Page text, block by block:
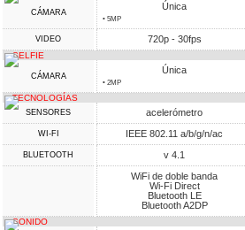
CÁMARA
Única
• 5MP
VIDEO 720p - 30fps
SELFIE
CÁMARA
Única
• 2MP
TECNOLOGÍAS
SENSORES acelerómetro
WI-FI IEEE 802.11 a/b/g/n/ac
BLUETOOTH
v 4.1
WiFi de doble banda
Wi-Fi Direct
Bluetooth LE
Bluetooth A2DP
SONIDO